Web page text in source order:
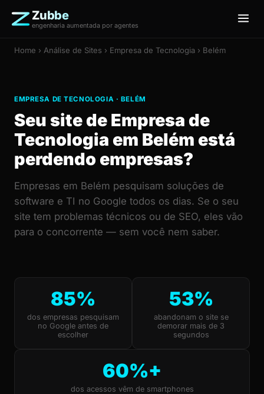
Zubbe
engenharia aumentada por agentes
Home › Análise de Sites › Empresa de Tecnologia › Belém
EMPRESA DE TECNOLOGIA · BELÉM
Seu site de Empresa de
Tecnologia em Belém está
perdendo empresas?
Empresas em Belém pesquisam soluções de
software e TI no Google todos os dias. Se o seu
site tem problemas técnicos ou de SEO, eles vão
para o concorrente — sem você nem saber.
85%
dos empresas pesquisam
no Google antes de
escolher
53%
abandonam o site se
demorar mais de 3
segundos
60%+
dos acessos vêm de smartphones